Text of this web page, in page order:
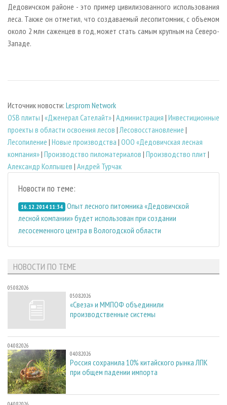
Дедовичском районе - это пример цивилизованного использования
леса. Также он отметил, что создаваемый лесопитомник, с объемом
около 2 млн саженцев в год, может стать самым крупным на Северо-
Западе.
Источник новости: Lesprom Network
OSB плиты | «Дженерал Сателайт»| Администрация | Инвестиционные
проекты в области освоения лесов |Лесовосстановление |
Лесопиление | Новые производства | ООО «Дедовичская лесная
компания»| Производство пиломатериалов | Производство плит |
Александр Колпышев | Андрей Турчак
Новости по теме:
16.12.2014 11:34 Опыт лесного питомника «Дедовичской
лесной компании» будет использован при создании
лесосеменного центра в Вологодской области
НОВОСТИ ПО ТЕМЕ
05.08.2026
05.08.2026
«Свеза» и ММПОФ объединили
производственные системы
04.08.2026
04.08.2026
Россия сохранила 10% китайского рынка ЛПК
при общем падении импорта